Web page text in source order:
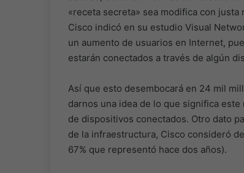
«receta secreta» sea modifica con
Cisco indicó en su estudio Visual
un aumento de usuarios en Internet,
estarán conectados a través de algún
Así que esto desembocará en 24 mil
darnos una idea de lo que significa
de dispositivos conectados. Otro dato
de la infraestructura, Cisco consideró
67% que representó hace dos años).